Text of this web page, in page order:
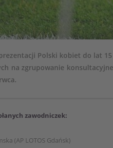
Polski kobiet do lat 15
na zgrupowanie
zawodniczek:
(AP LOTOS Gdańsk)